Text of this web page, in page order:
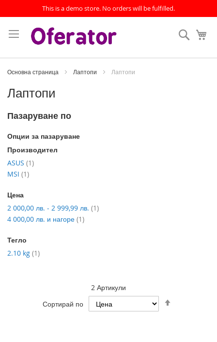
This is a demo store. No orders will be fulfilled.
към
съдържанието
Основна страница Лаптопи Лаптопи
Лаптопи
2 Артикули
Сортирай по
Пазаруване по
Опции за пазаруване
Производител
ASUS 1артикул
MSI 1артикул
Цена
2 000,00 лв. - 2 999,99 лв. 1артикул
4 000,00 лв. и нагоре 1артикул
Тегло
2.10 kg 1артикул